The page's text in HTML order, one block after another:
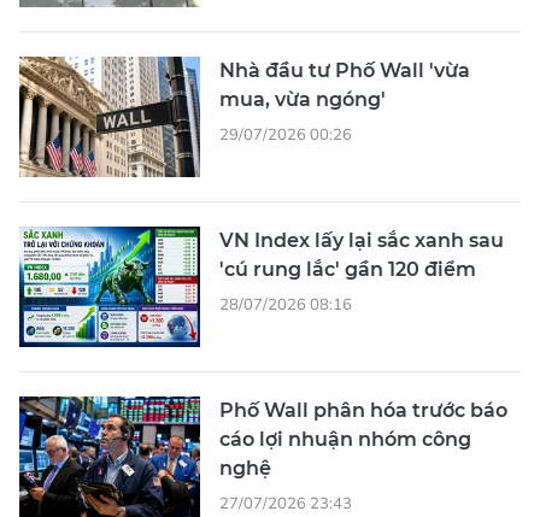
Nhà đầu tư Phố Wall 'vừa
mua, vừa ngóng'
29/07/2026 00:26
VN Index lấy lại sắc xanh sau
'cú rung lắc' gần 120 điểm
28/07/2026 08:16
Phố Wall phân hóa trước báo
cáo lợi nhuận nhóm công
nghệ
27/07/2026 23:43